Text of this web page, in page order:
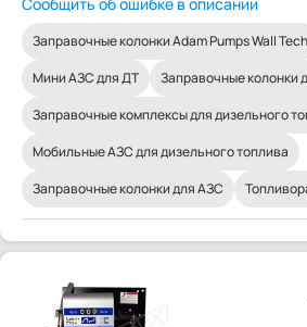
Заправочные колонки Adam Pumps Wall Tech
Мини АЗС для ДТ
Заправочные колонки
Заправочные комплексы для дизельного
Мобильные АЗС для дизельного топлива
Заправочные колонки для АЗС